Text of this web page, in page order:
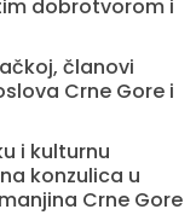
dobrotvorom i
članovi
Crne Gore i
i kulturnu
konzulica u
Crne Gore